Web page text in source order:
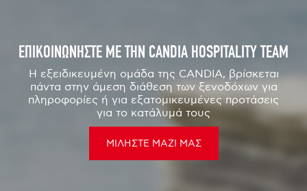
ΕΠΙΚΟΙΝΩΝΗΣΤΕ ΜΕ ΤΗΝ CANDIA HOSPITALITY TEAM
Η εξειδικευμένη ομάδα της CANDIA, βρίσκεται
πάντα στην άμεση διάθεση των ξενοδόχων για
πληροφορίες ή για εξατομικευμένες προτάσεις
για το κατάλυμά τους
ΜΙΛΗΣΤΕ ΜΑΖΙ ΜΑΣ